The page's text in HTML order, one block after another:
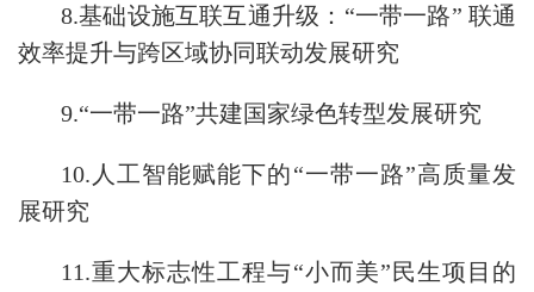
8.基础设施互联互通升级：“一带一路” 联通
效率提升与跨区域协同联动发展研究
9.“一带一路”共建国家绿色转型发展研究
10.人工智能赋能下的“一带一路”高质量发
展研究
11.重大标志性工程与“小而美”民生项目的